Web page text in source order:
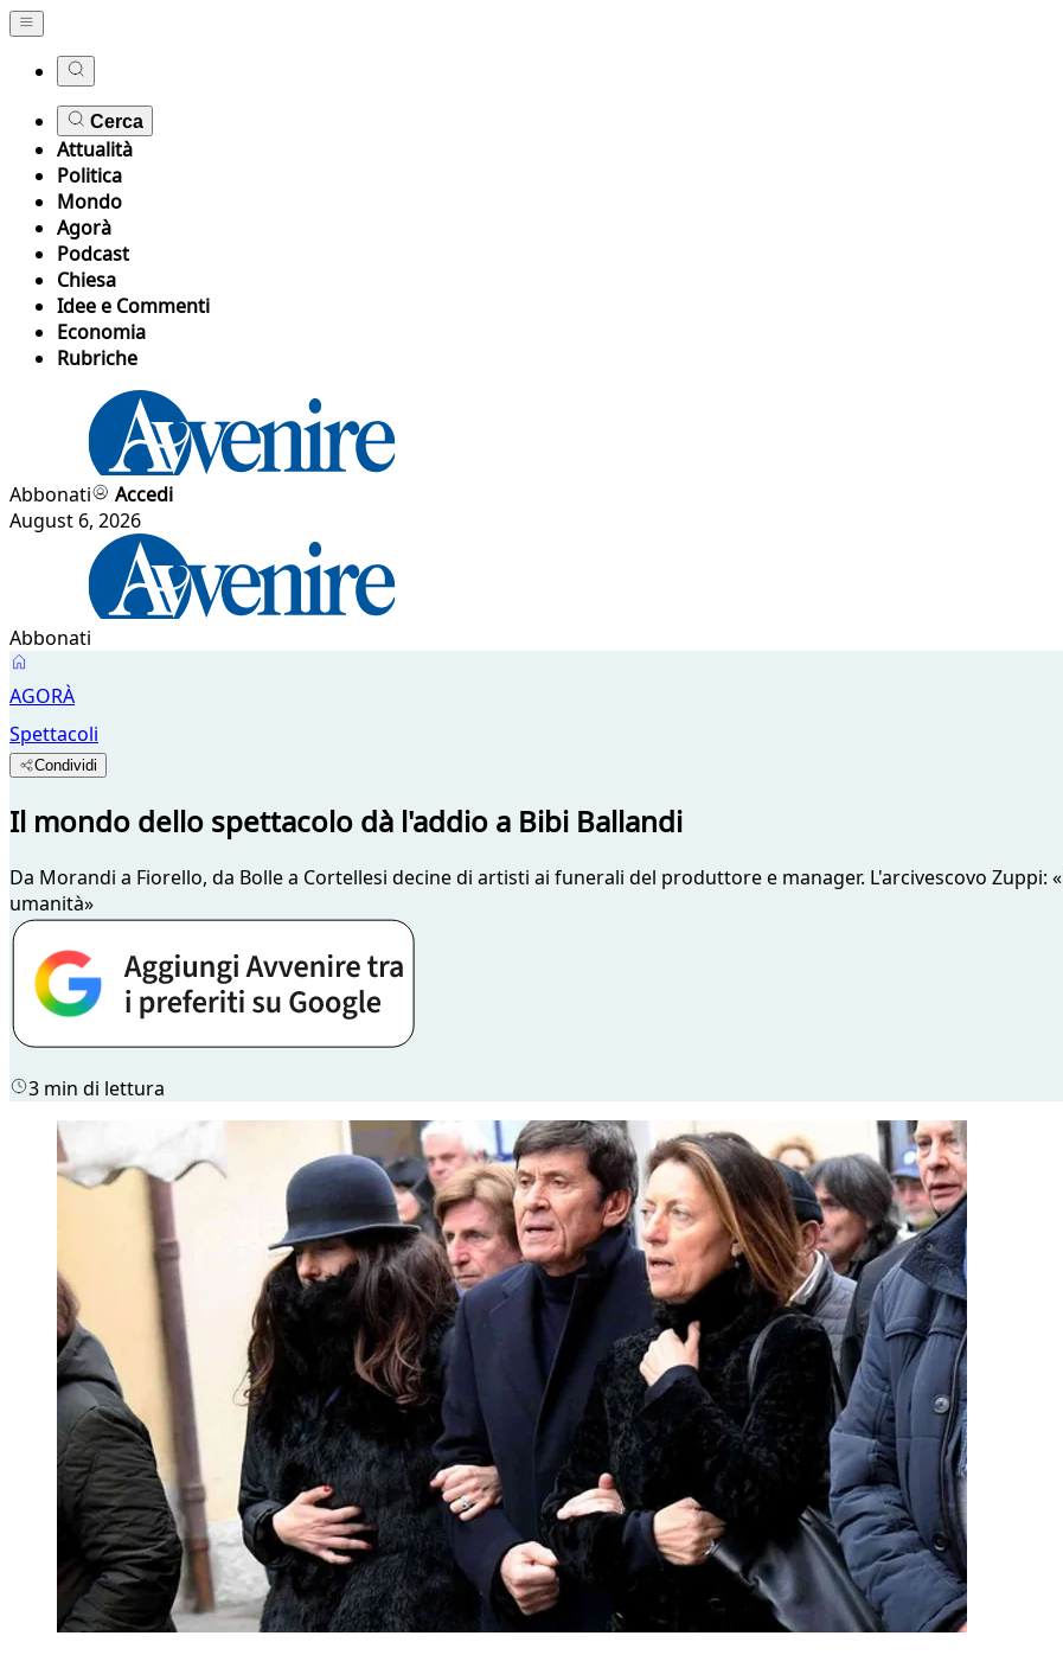
Cerca
Attualità
Politica
Mondo
Agorà
Podcast
Chiesa
Idee e Commenti
Economia
Rubriche
Abbonati
Accedi
August 6, 2026
Abbonati
AGORÀ
Spettacoli
Condividi
Il mondo dello spettacolo dà l'addio a Bibi Ballandi
Da Morandi a Fiorello, da Bolle a Cortellesi decine di artisti ai funerali del produttore e manager. L'arcivescovo Zuppi:
umanità»
3 min di lettura